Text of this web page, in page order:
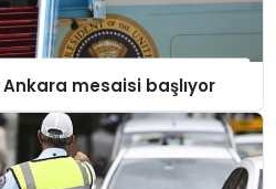
Ankara mesaisi başlıyor